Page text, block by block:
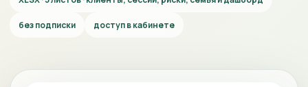
без подписки доступ в кабинете